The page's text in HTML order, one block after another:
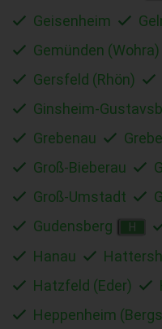
Geisenheim
Gemünden (Wohra)
Gersfeld (Rhön)
Ginsheim-
Grebenau
Groß-Bieberau
Groß-Umstadt
Gudensberg
H
Hanau
Hatzfeld (Eder)
Heppenheim